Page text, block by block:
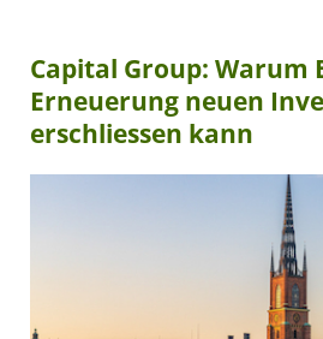
Capital Group: Warum
Erneuerung neuen
erschliessen kann